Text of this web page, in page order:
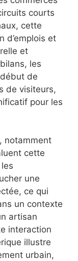
courts
cette
d’emplois et
et
les
de
de visiteurs,
pour les
notamment
cette
une
ce qui
un contexte
artisan
interaction
illustre
urbain,